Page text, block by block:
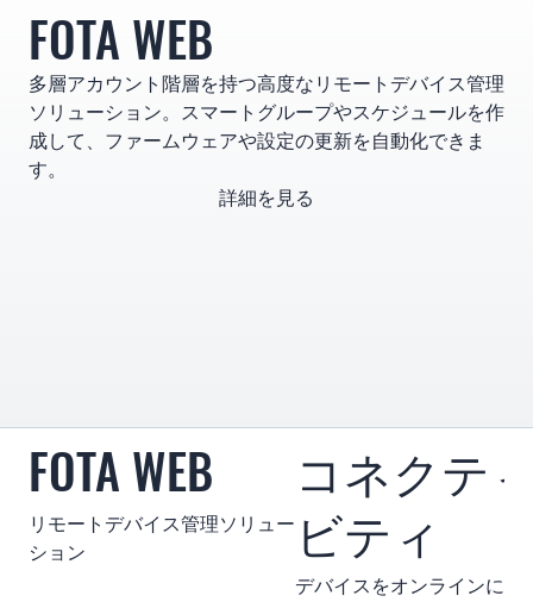
FOTA WEB
多層アカウント階層を持つ高度なリモートデバイス管理
ソリューション。スマートグループやスケジュールを作
成して、ファームウェアや設定の更新を自動化できま
す。
詳細を見る
FOTA WEB
リモートデバイス管理ソリュー
ション
コネクテ
ビティ
デバイスをオンラインに保